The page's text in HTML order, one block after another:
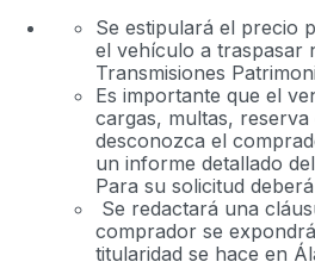
Se estipulará el precio
el vehículo a traspasar
Transmisiones
Es importante que el
cargas, multas,
desconozca el
un informe detallado
Para su solicitud
Se redactará una
comprador se
titularidad se hace en